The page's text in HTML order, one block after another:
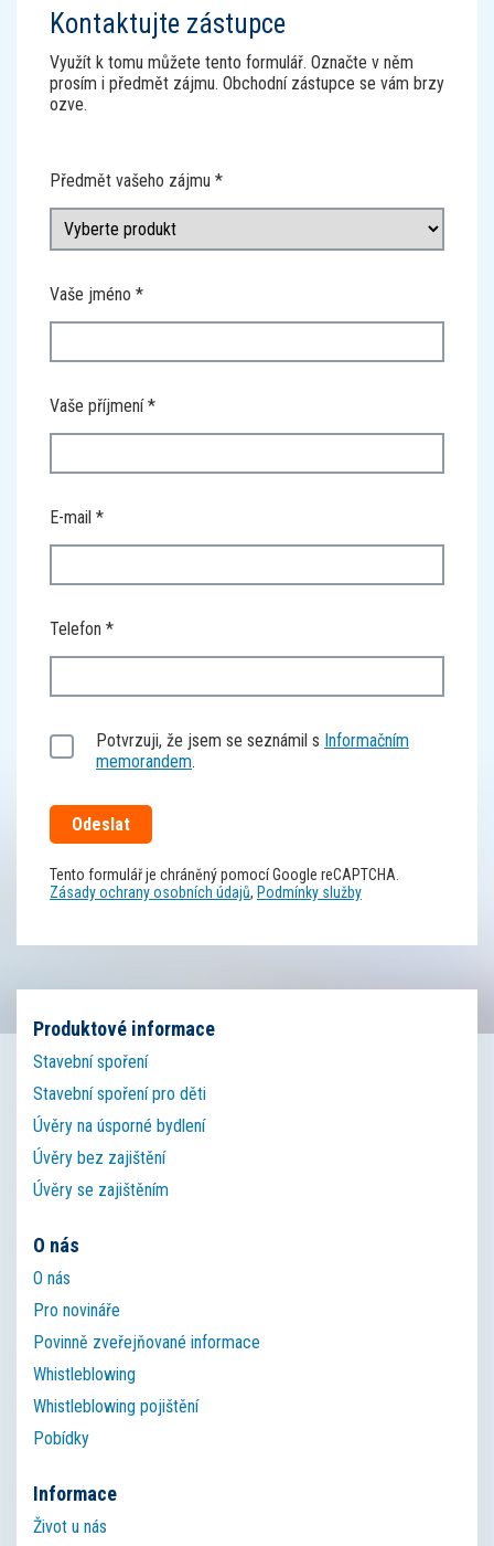
Kontaktujte zástupce
Využít k tomu můžete tento formulář. Označte v něm
prosím i předmět zájmu. Obchodní zástupce se vám brzy
ozve.
Předmět vašeho zájmu
Vaše jméno
Vaše příjmení
E-mail
Telefon
Potvrzuji, že jsem se seznámil s Informačním
memorandem.
Tento formulář je chráněný pomocí Google reCAPTCHA.
Zásady ochrany osobních údajů, Podmínky služby
Produktové informace
Stavební spoření
Stavební spoření pro děti
Úvěry na úsporné bydlení
Úvěry bez zajištění
Úvěry se zajištěním
O nás
O nás
Pro novináře
Povinně zveřejňované informace
Whistleblowing
Whistleblowing pojištění
Pobídky
Informace
Život u nás